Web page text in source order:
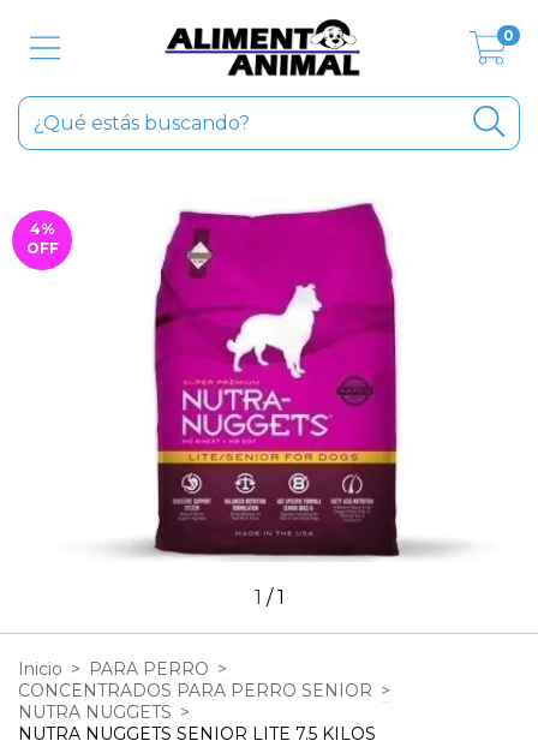
0
4%
OFF
1 /1
Inicio > PARA PERRO >
CONCENTRADOS PARA PERRO SENIOR >
NUTRA NUGGETS >
NUTRA NUGGETS SENIOR LITE 7.5 KILOS